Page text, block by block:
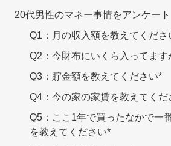
20代男性のマネー事情をアンケート
Q1：月の収入額を教えてくださ
Q2：今財布にいくら入ってます
Q3：貯金額を教えてください*
Q4：今の家の家賃を教えてくだ
Q5：ここ1年で買ったなかで一
を教えてください*